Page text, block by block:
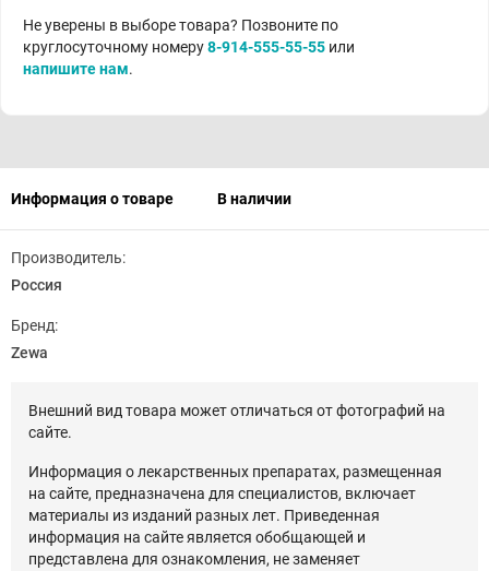
Не уверены в выборе товара? Позвоните по
круглосуточному номеру8-914-555-55-55 или
напишите нам.
Информация о товаре В наличии
Производитель:
Россия
Бренд:
Zewa
Внешний вид товара может отличаться от фотографий на
сайте.
Информация о лекарственных препаратах, размещенная
на сайте, предназначена для специалистов, включает
материалы из изданий разных лет. Приведенная
информация на сайте является обобщающей и
представлена для ознакомления, не заменяет